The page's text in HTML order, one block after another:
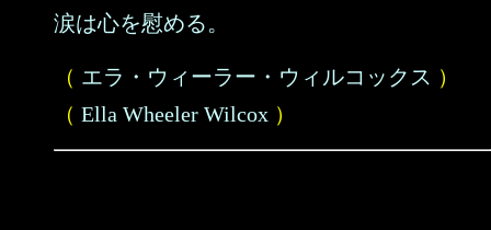
涙は心を慰める。
（ エラ・ウィーラー・ウィルコックス ）
（ Ella Wheeler Wilcox ）